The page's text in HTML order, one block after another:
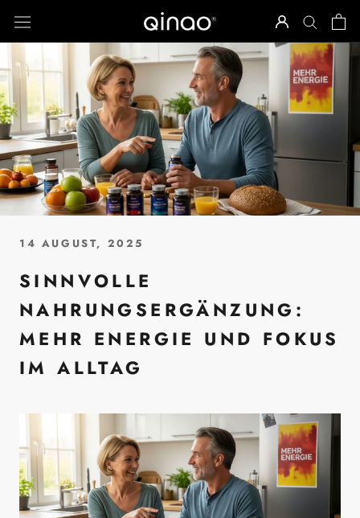
zum
14 AUGUST, 2025
SINNVOLLE
NAHRUNGSERGÄNZUNG:
MEHR ENERGIE UND FOKUS
IM ALLTAG